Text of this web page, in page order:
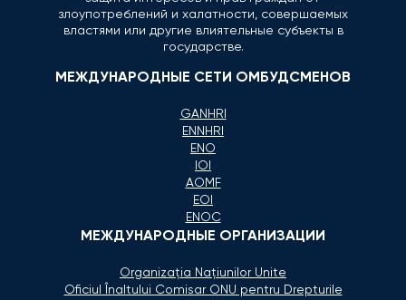
злоупотреблений и халатности, совершаемых
властями или другие влиятельные субъекты в
государстве.
МЕЖДУНАРОДНЫЕ СЕТИ ОМБУДСМЕНОВ
GANHRI
ENNHRI
ENO
IOI
AOMF
EOI
ENOC
МЕЖДУНАРОДНЫЕ ОРГАНИЗАЦИИ
Organizaţia Naţiunilor Unite
Oficiul Înaltului Comisar ONU pentru Drepturile